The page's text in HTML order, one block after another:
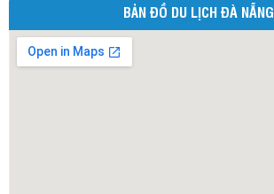
Quảng Ngãi
Quảng Ninh
BẢN ĐỒ DU LỊCH ĐÀ NẴNG